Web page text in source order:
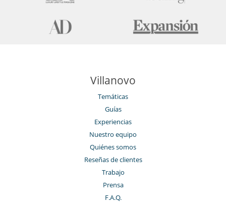
Villanovo
Temáticas
Guías
Experiencias
Nuestro equipo
Quiénes somos
Reseñas de clientes
Trabajo
Prensa
F.A.Q.